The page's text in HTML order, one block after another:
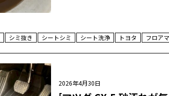
シミ抜き シートシミ シート洗浄 トヨタ フロア
2026年4月30日